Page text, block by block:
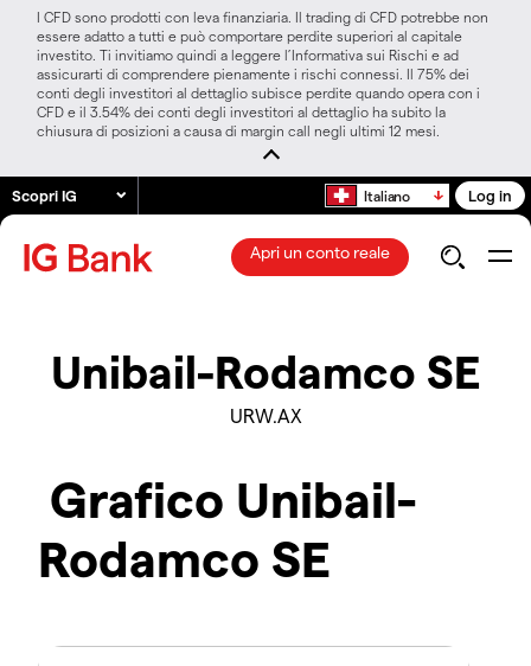
I CFD sono prodotti con leva finanziaria. Il trading di CFD potrebbe non
essere adatto a tutti e può comportare perdite superiori al capitale
investito. Ti invitiamo quindi a leggere l’Informativa sui Rischi e ad
assicurarti di comprendere pienamente i rischi connessi. Il 75% dei
conti degli investitori al dettaglio subisce perdite quando opera con i
CFD e il 3.54% dei conti degli investitori al dettaglio ha subito la
chiusura di posizioni a causa di margin call negli ultimi 12 mesi.
Scopri IG Italiano Log in
Apri un conto reale
Unibail-Rodamco SE
URW.AX
Grafico Unibail-
Rodamco SE